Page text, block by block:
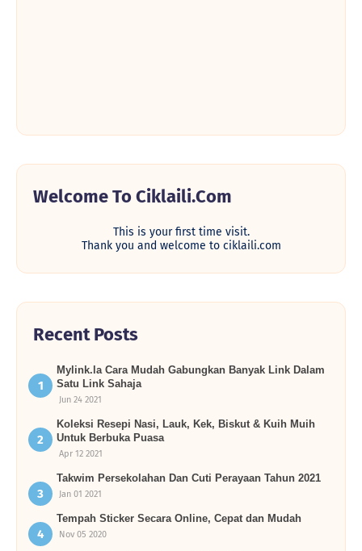
Welcome To Ciklaili.com
This is your first time visit.
Thank you and welcome to ciklaili.com
Recent Posts
Mylink.la Cara Mudah Gabungkan Banyak Link Dalam
Satu Link Sahaja
Jun 24 2021
Koleksi Resepi Nasi, Lauk, Kek, Biskut & Kuih Muih
Untuk Berbuka Puasa
Apr 12 2021
Takwim Persekolahan Dan Cuti Perayaan Tahun 2021
Jan 01 2021
Tempah Sticker Secara Online, Cepat dan Mudah
Nov 05 2020